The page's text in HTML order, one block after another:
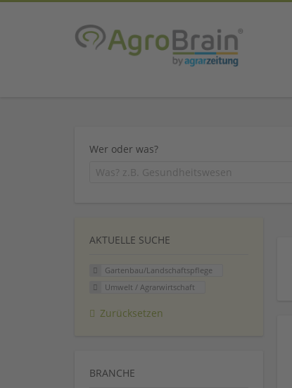
Wer oder was?
AKTUELLE SUCHE
Gartenbau/Landschaftspflege
Umwelt / Agrarwirtschaft
Zurücksetzen
BRANCHE